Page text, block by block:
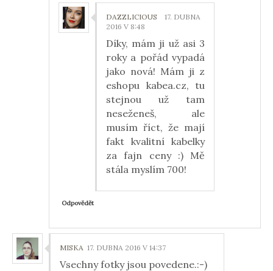
DAZZLICIOUS
17. DUBNA
2016 V 8:48
Díky, mám ji už asi 3
roky a pořád vypadá
jako nová! Mám ji z
eshopu kabea.cz, tu
stejnou už tam
neseženeš, ale
musím říct, že mají
fakt kvalitní kabelky
za fajn ceny :) Mě
stála myslím 700!
Odpovědět
MISKA 17. DUBNA 2016 V 14:37
Vsechny fotky jsou povedene.:-)